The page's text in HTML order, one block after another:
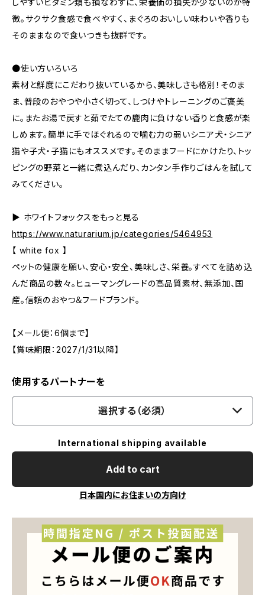
しやすいビタミン類も損なわずに、栄養価の損失が少ないのが特
徴。サクサク食感で食べやすく、まぐろのおいしい味わいや香りも
そのままなので食いつきも抜群です。
●使い方いろいろ
素材と鮮度にこだわり抜いているから、美味しさも格別！そのま
ま、普段のおやつや小さく切って、しつけやトレーニングのご褒美
に。またお湯で戻すと茹でたての鹿肉に負けない香りと食感が楽
しめます。簡単に手でほぐれるので噛む力の弱いシニア犬・シニア
猫や子犬・子猫にもオススメです。そのままフードにかけたり、トッ
ピングの野菜と一緒に煮込んだり、カンタン手作りごはんを試して
みてください。
▶︎ ホワイトフォックスをもっと見る
https://www.naturarium.jp/categories/5464953
【 white fox 】
ペットの健康を願い、安心・安全、美味しさ、栄養。すべてを詰め込
んだ商品の数々。ヒューマングレードの高品質素材、無添加、国
産。信頼のおやつ＆フードブランド。
【メール便：6個まで】
【賞味期限：2027/1/31以降】
使用するパートナーを
選択する（必須）
International shipping available
Add to cart
日本国内にお住まいの方向け